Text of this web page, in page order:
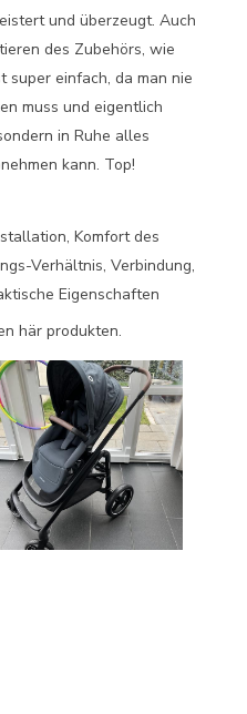
und überzeugt. Auch
des Zubehörs, wie
super einfach, da man nie
muss und eigentlich
in Ruhe alles
kann. Top!
Komfort des
Verhältnis, Verbindung,
Eigenschaften
här produkten.